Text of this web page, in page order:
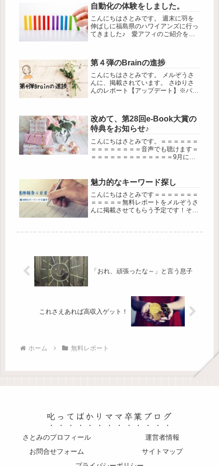
お休みです(;^_^A 今日は、ご紹介した
いレポートがあります！ それ...
自動化の体験をしました。
こんにちはさとみです。 週末に羽を
伸ばしに福島県のハワイアンズに行っ
てきました♪ 愛アフィのご紹介をし
フィリとのコラボ企画にご参加いただ
きました～(∩´∀｀)∩ メル...
第４弾のBrainの進捗
こんにちはさとみです。 メルぞうさ
んに、掲載されています。 さゆりさ
んのレポート【アップデート】※パソ
の教科書】応援していますので、ダウ
ンロードしていただけましたら嬉し
い...
改めて、第28回e-Book大賞の
特典をお知らせ♪
こんにちはさとみです。＝＝＝＝＝＝
＝＝＝＝＝＝＝＝音声でも聴けます＝
＝＝＝＝＝＝＝＝＝＝＝＝＝9月に入
↓ 下記のように投票フォームが開きま
すので、↓ コクーンの教科書...
魅力的なキーワード探し
こんにちはさとみです＝＝＝＝＝＝＝
＝＝＝＝＝無料レポートをメルぞうさ
んに掲載させてもらう予定です！その
「おれ、頑張ったな～」と言う息子
これさえあれば高収入ゲット！
ホーム 無料レポート
叱ってばかりママ卒業ブログ
さとみのプロフィール
運営者情報
お問合せフォーム
サイトマップ